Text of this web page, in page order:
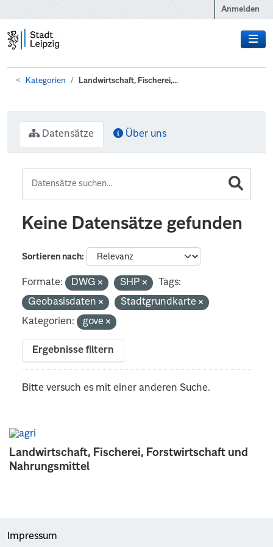
Anmelden
Kategorien Landwirtschaft, Fischerei,...
Landwirtschaft, Fischerei, Forstwirtschaft und
Nahrungsmittel
Datensätze Über uns
Keine Datensätze gefunden
Sortieren nach
Formate: DWG SHP
Tags:
Geobasisdaten
Stadtgrundkarte
Kategorien:
gove
Ergebnisse filtern
Bitte versuch es mit einer anderen Suche.
Impressum